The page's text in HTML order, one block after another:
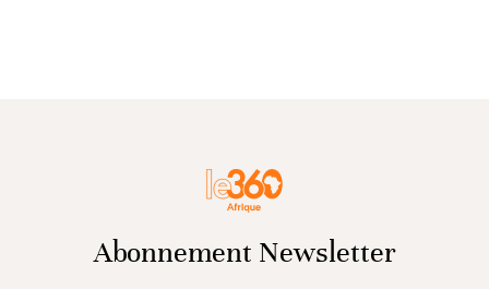
Abonnement Newsletter